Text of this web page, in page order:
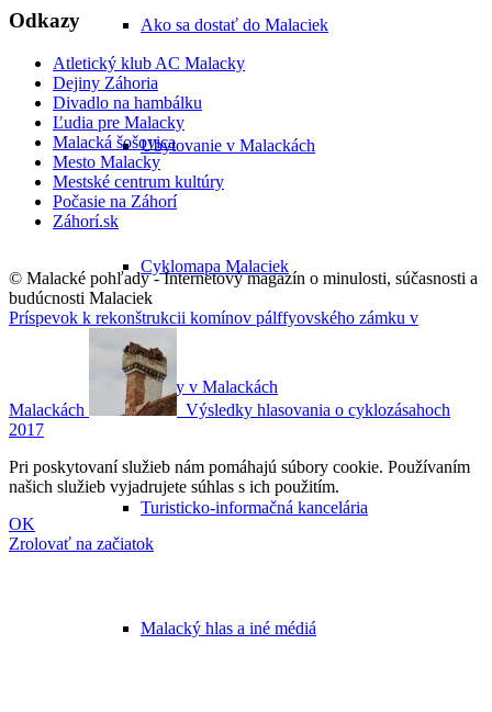
Ako sa dostať do Malaciek
Ubytovanie v Malackách
Cyklomapa Malaciek
Úrady v Malackách
Turisticko-informačná kancelária
Malacký hlas a iné médiá
Odkazy
Atletický klub AC Malacky
Dejiny Záhoria
Divadlo na hambálku
Ľudia pre Malacky
Malacká šošovica
Mesto Malacky
Mestské centrum kultúry
Počasie na Záhorí
Záhorí.sk
© Malacké pohľady - Internetový magazín o minulosti, súčasnosti a
budúcnosti Malaciek
Príspevok k rekonštrukcii komínov pálffyovského zámku v
Malackách
Výsledky hlasovania o cyklozásahoch
2017
Pri poskytovaní služieb nám pomáhajú súbory cookie. Používaním
našich služieb vyjadrujete súhlas s ich použitím.
OK
Zrolovať na začiatok